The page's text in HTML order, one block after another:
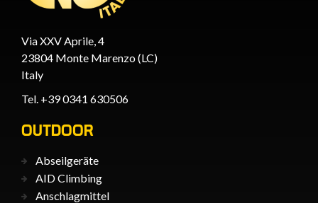
Via XXV Aprile, 4
23804 Monte Marenzo (LC)
Italy
Tel. +39 0341 630506
OUTDOOR
Abseilgeräte
AID Climbing
Anschlagmittel